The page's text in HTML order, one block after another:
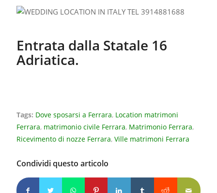
Entrata dalla Statale 16
Adriatica.
Tags: Dove sposarsi a Ferrara, Location matrimoni
Ferrara, matrimonio civile Ferrara, Matrimonio Ferrara,
Ricevimento di nozze Ferrara, Ville matrimoni Ferrara
Condividi questo articolo